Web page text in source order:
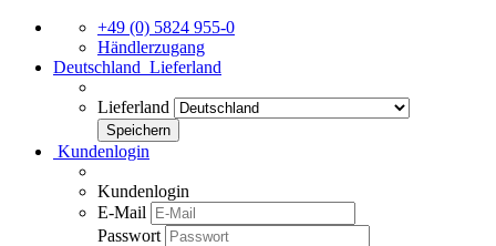
+49 (0) 5824 955-0
Händlerzugang
Deutschland Lieferland
Lieferland
Kundenlogin
Kundenlogin
E-Mail
Passwort